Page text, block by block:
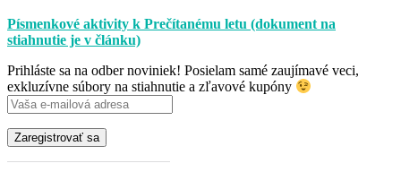
Písmenkové aktivity k Prečítanému letu (dokument na
stiahnutie je v článku)
Prihláste sa na odber noviniek! Posielam samé zaujímavé veci,
exkluzívne súbory na stiahnutie a zľavové kupóny